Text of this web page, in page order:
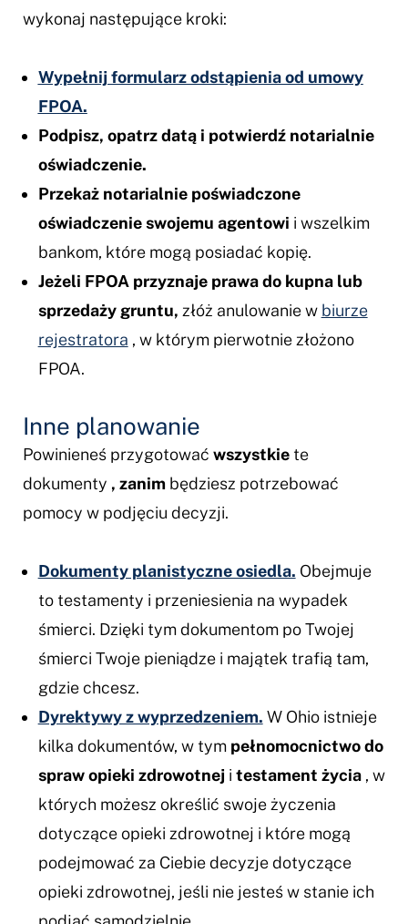
wykonaj następujące kroki:
Wypełnij formularz odstąpienia od umowy
FPOA.
Podpisz, opatrz datą i potwierdź notarialnie
oświadczenie.
Przekaż notarialnie poświadczone
oświadczenie swojemu agentowi i wszelkim
bankom, które mogą posiadać kopię.
Jeżeli FPOA przyznaje prawa do kupna lub
sprzedaży gruntu, złóż anulowanie w biurze
rejestratora , w którym pierwotnie złożono
FPOA.
Inne planowanie
Powinieneś przygotować wszystkiete
dokumenty , zanimbędziesz potrzebować
pomocy w podjęciu decyzji.
Dokumenty planistyczne osiedla. Obejmuje
to testamenty i przeniesienia na wypadek
śmierci. Dzięki tym dokumentom po Twojej
śmierci Twoje pieniądze i majątek trafią tam,
gdzie chcesz.
Dyrektywy z wyprzedzeniem. W Ohio istnieje
kilka dokumentów, w tym pełnomocnictwo do
spraw opieki zdrowotnej i testament życia, w
których możesz określić swoje życzenia
dotyczące opieki zdrowotnej i które mogą
podejmować za Ciebie decyzje dotyczące
opieki zdrowotnej, jeśli nie jesteś w stanie ich